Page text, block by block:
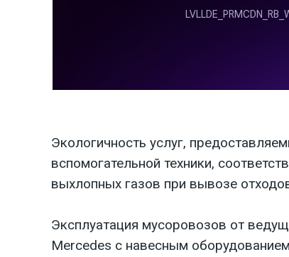
Экологичность услуг,
вспомогательной техники,
выхлопных газов при вывозе
Эксплуатация мусоровозов от
Mercedes с навесным